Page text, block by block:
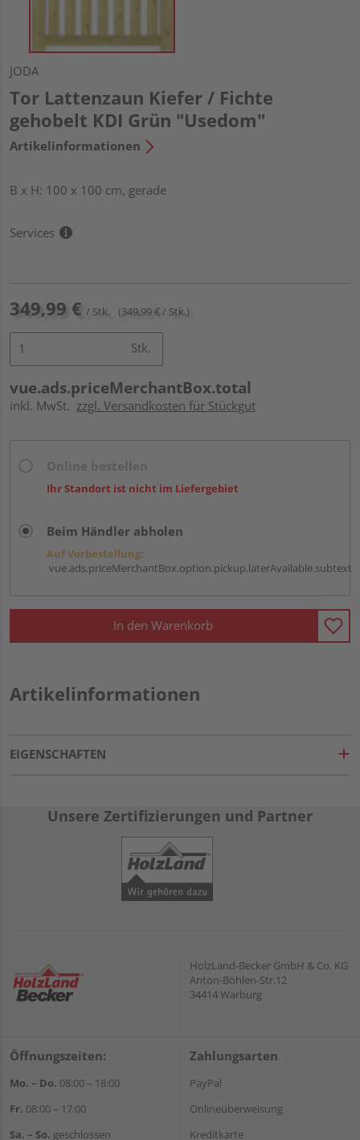
JODA
Tor Lattenzaun Kiefer / Fichte
gehobelt KDI Grün "Usedom"
Artikelinformationen
B x H: 100 x 100 cm, gerade
Services
349,99 € / Stk. (349,99 € / Stk.)
Stk.
vue.ads.priceMerchantBox.total
inkl. MwSt. zzgl. Versandkosten für Stückgut
Ihr Standort ist nicht im Liefergebiet
Beim Händler abholen
Auf Vorbestellung:
vue.ads.priceMerchantBox.option.pickup.laterAvailable.subtext
In den Warenkorb
Artikelinformationen
EIGENSCHAFTEN
Unsere Zertifizierungen und Partner
HolzLand-Becker GmbH & Co. KG
Anton-Böhlen-Str.12
34414 Warburg
Öffnungszeiten:
Mo. – Do. 08:00 – 18:00
Fr. 08:00 – 17:00
Sa. – So. geschlossen
Zahlungsarten
PayPal
Onlineüberweisung
Kreditkarte